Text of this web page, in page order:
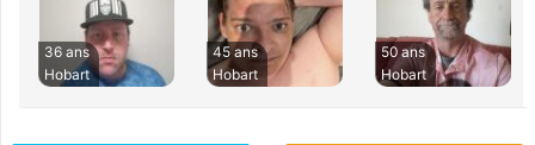
36 ans
Hobart
45 ans
Hobart
50 ans
Hobart